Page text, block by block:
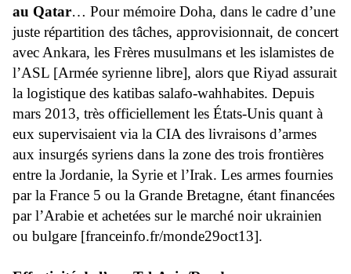
au Qatar… Pour mémoire Doha, dans le cadre d’une
juste répartition des tâches, approvisionnait, de concert
avec Ankara, les Frères musulmans et les islamistes de
l’ASL [Armée syrienne libre], alors que Riyad assurait
la logistique des katibas salafo-wahhabites. Depuis
mars 2013, très officiellement les États-Unis quant à
eux supervisaient via la CIA des livraisons d’armes
aux insurgés syriens dans la zone des trois frontières
entre la Jordanie, la Syrie et l’Irak. Les armes fournies
par la France 5 ou la Grande Bretagne, étant financées
par l’Arabie et achetées sur le marché noir ukrainien
ou bulgare [franceinfo.fr/monde29oct13].